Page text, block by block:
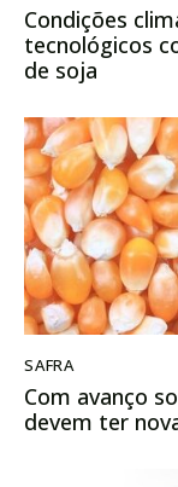
Condições
tecnológicos
de soja
SAFRA
Com avanço
devem ter